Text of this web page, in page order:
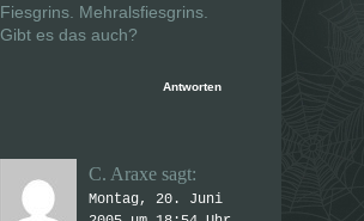
Fiesgrins. Mehralsfiesgrins.
Gibt es das auch?
Antworten
C. Araxe sagt:
Montag, 20. Juni